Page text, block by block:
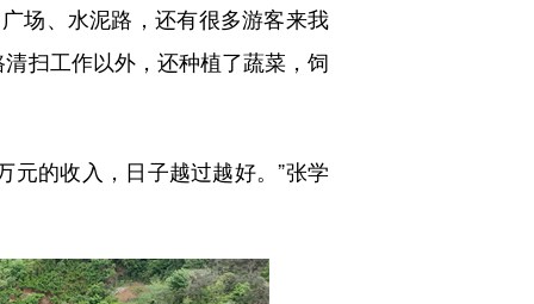
场、水泥路，还有很多游客来我
扫工作以外，还种植了蔬菜，饲
的收入，日子越过越好。”张学